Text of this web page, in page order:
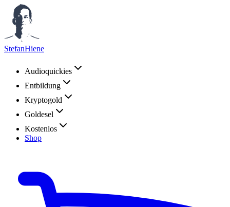
StefanHiene
Audioquickies
Entbildung
Kryptogold
Goldesel
Kostenlos
Shop